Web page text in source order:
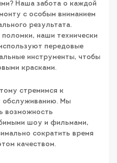
Наша забота о каждой
с особым вниманием
результата.
наши технически
передовые
инструменты, чтобы
красками.
стремимся к
обслуживанию. Мы
возможность
шоу и фильмами,
сократить время
качеством.